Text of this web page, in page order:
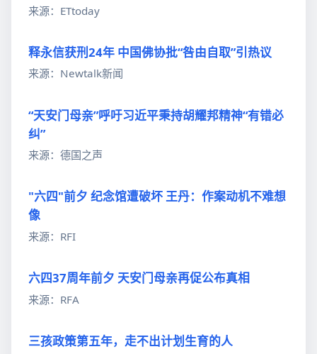
来源：ETtoday
释永信获刑24年 中国佛协批“咎由自取”引热议
来源：Newtalk新闻
“天安门母亲”呼吁习近平秉持胡耀邦精神“有错必
纠”
来源：德国之声
"六四"前夕 纪念馆遭破坏 王丹：作案动机不难想
像
来源：RFI
六四37周年前夕 天安门母亲再促公布真相
来源：RFA
三孩政策第五年，走不出计划生育的人